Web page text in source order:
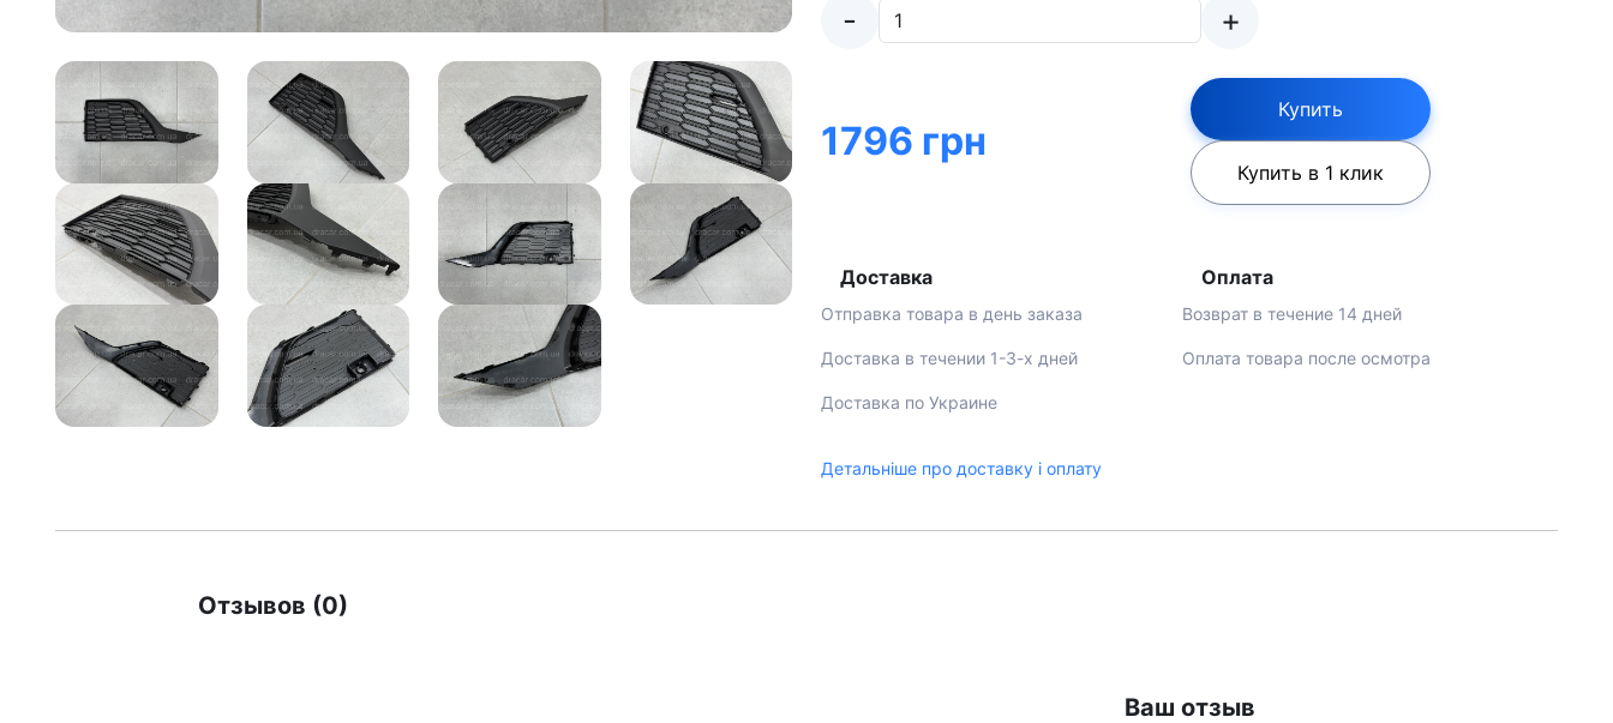
- +
1796 грн
Купить
Купить в 1 клик
Доставка
Отправка товара в день заказа
Доставка в течении 1-3-х дней
Доставка по Украине
Оплата
Возврат в течение 14 дней
Оплата товара после осмотра
Детальніше про доставку і оплату
Отзывов (0)
Ваш отзыв